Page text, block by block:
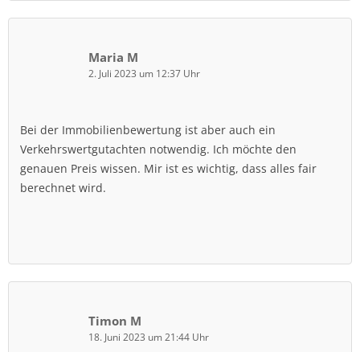
Maria M
2. Juli 2023 um 12:37 Uhr
Bei der Immobilienbewertung ist aber auch ein
Verkehrswertgutachten notwendig. Ich möchte den
genauen Preis wissen. Mir ist es wichtig, dass alles fair
berechnet wird.
Timon M
18. Juni 2023 um 21:44 Uhr